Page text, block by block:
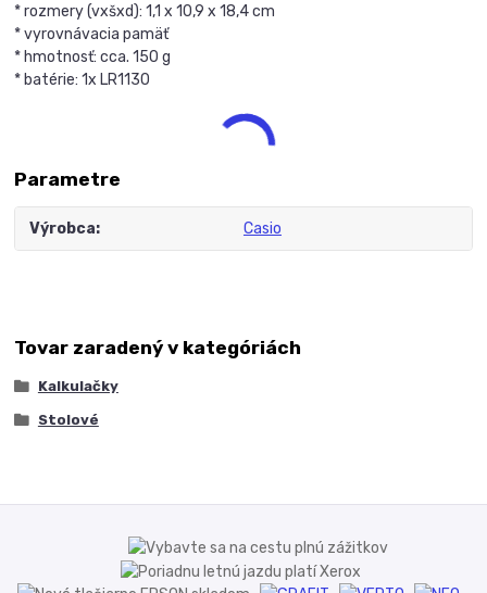
* rozmery (vxšxd): 1,1 x 10,9 x 18,4 cm
* vyrovnávacia pamäť
* hmotnosť: cca. 150 g
* batérie: 1x LR1130
Parametre
Výrobca Casio
Tovar zaradený v kategóriách
Kalkulačky
Stolové